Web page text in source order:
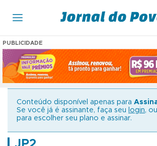
PUBLICIDADE
Conteúdo disponível apenas para
Se você já é assinante, faça seu
login,
para escolher seu plano e assinar.